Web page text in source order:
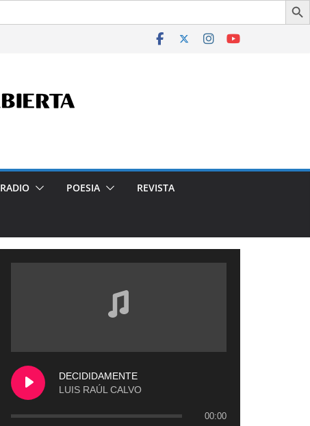
RADIO POESIA REVISTA
DECIDIDAMENTE
LUIS RAÚL CALVO
00:00